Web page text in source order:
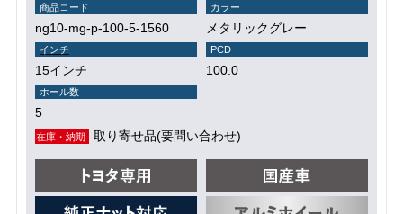
商品コード
ng10-mg-p-100-5-1560
カラー
メタリックグレー
インチ
15インチ
PCD
100.0
ホール数
5
在庫・納期 取り寄せ品(要問い合わせ)